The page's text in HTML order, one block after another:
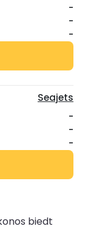
-
-
-
Seajets
-
-
-
biedt